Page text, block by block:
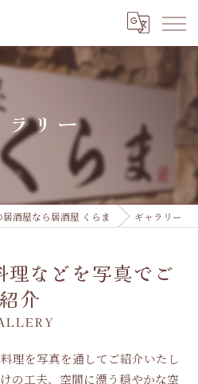
ラリー
酒屋なら居酒屋 くらま ギャラリー
理などを写真でご
紹介
理を写真を通してご紹介いたし
の工夫、空間に漂う穏やかな空